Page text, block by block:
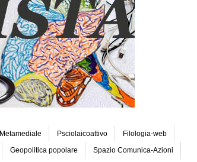
Metamediale Psciolaicoattivo Filologia-web
Geopolitica popolare Spazio Comunica-Azioni